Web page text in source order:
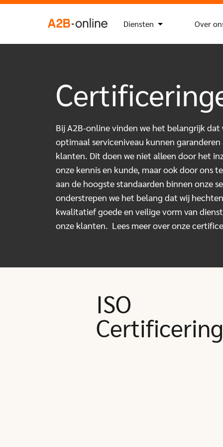
Ga naar de inhoud
Diensten
Over
naar:Zoekknop
NL EN
Bij A2B-online vinden we het belangrijk dat
optimaal serviceniveau kunnen garanderen
klanten. Dit doen we niet alleen door het
onze kennis en kunde, maar ook door ons
aan de hoogste standaarden binnen onze
onderstrepen we het belang dat wij
kwalitatief goede en veilige vorm van
onze klanten. Lees meer over onze
ISO